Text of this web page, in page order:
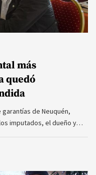
más
quedó
de Neuquén,
imputados, el dueño y…